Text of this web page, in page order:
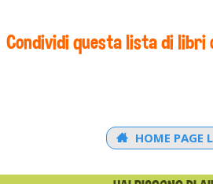
Condividi questa lista di libri
HOME PAGE